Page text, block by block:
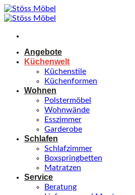
Zum
Inhalt
Angebote
Küchenwelt
Küchenstile
Küchenformen
Wohnen
Polstermöbel
Wohnwände
Esszimmer
Garderobe
Schlafen
Schlafzimmer
Boxspringbetten
Matratzen
Service
Beratung